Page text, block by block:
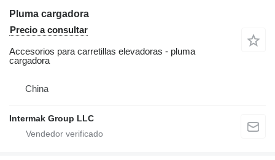
Pluma cargadora
Precio a consultar
Accesorios para carretillas elevadoras - pluma
cargadora
China
Intermak Group LLC